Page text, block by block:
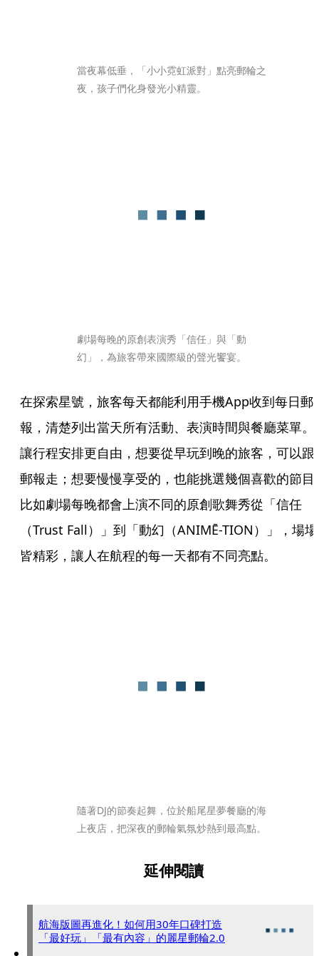
當夜幕低垂，「小小霓虹派對」點亮郵輪之
夜，孩子們化身發光小精靈。
劇場每晚的原創表演秀「信任」與「動
幻」，為旅客帶來國際級的聲光饗宴。
在探索星號，旅客每天都能利用手機App收到每日郵
報，清楚列出當天所有活動、表演時間與餐廳菜單。
讓行程安排更自由，想要從早玩到晚的旅客，可以跟
郵報走；想要慢慢享受的，也能挑選幾個喜歡的節目
比如劇場每晚都會上演不同的原創歌舞秀從「信任
（Trust Fall）」到「動幻（ANIMĒ-TION）」，場場
皆精彩，讓人在航程的每一天都有不同亮點。
隨著DJ的節奏起舞，位於船尾星夢餐廳的海
上夜店，把深夜的郵輪氣氛炒熱到最高點。
延伸閱讀
航海版圖再進化！如何用30年口碑打造
「最好玩」「最有內容」的麗星郵輪2.0